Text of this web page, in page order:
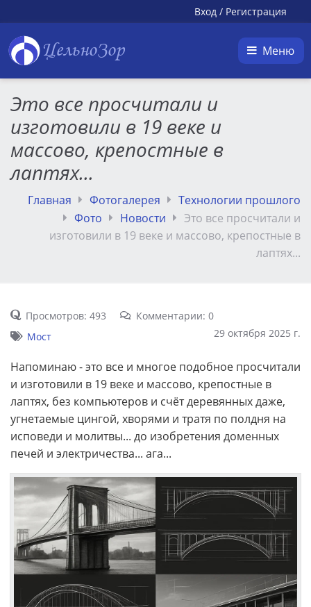
Вход / Регистрация
ЦельноЗор Меню
Это все просчитали и
изготовили в 19 веке и
массово, крепостные в
лаптях...
Главная Фотогалерея
Технологии прошлого
Фото
Новости
Это все просчитали и
изготовили в 19 веке и массово, крепостные в
лаптях...
Просмотров: 493
Комментарии: 0
29 октября 2025 г.
Мост
Напоминаю - это все и многое подобное просчитали
и изготовили в 19 веке и массово, крепостные в
лаптях, без компьютеров и счёт деревянных даже,
угнетаемые цингой, хворями и тратя по полдня на
исповеди и молитвы... до изобретения доменных
печей и электричества... ага...